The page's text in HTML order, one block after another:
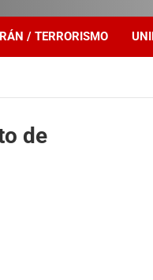
IRÁN / TERRORISMO
de